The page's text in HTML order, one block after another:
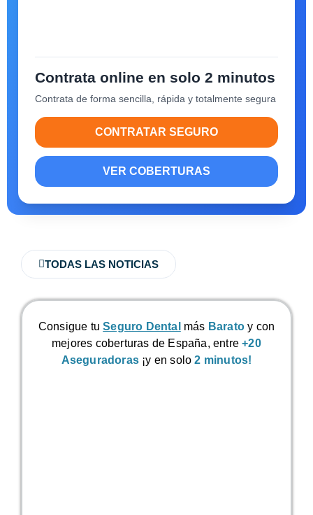
Contrata online en solo 2 minutos
Contrata de forma sencilla, rápida y totalmente segura
CONTRATAR SEGURO
VER COBERTURAS
TODAS LAS NOTICIAS
Consigue tu Seguro Dental más Barato y con
mejores coberturas de España, entre+20
Aseguradoras ¡y en solo2 minutos!